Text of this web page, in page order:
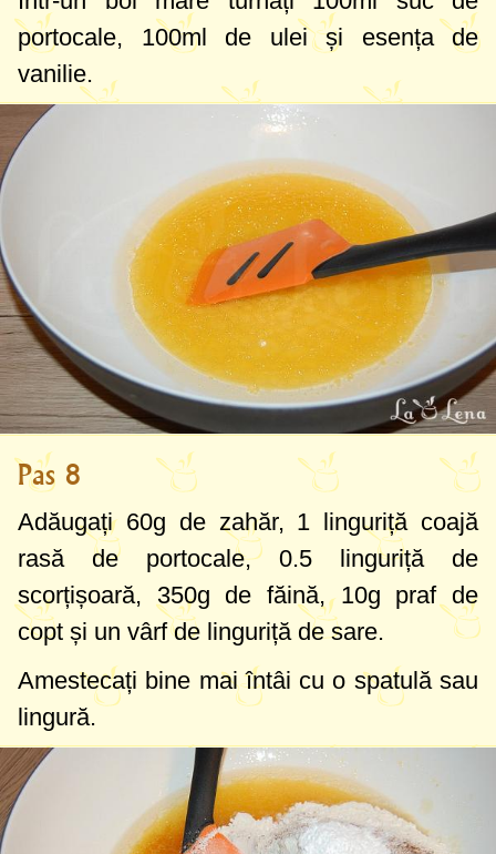
portocale, 100ml de ulei și esența de
vanilie.
Pas 8
Adăugați 60g de zahăr, 1 linguriță coajă
rasă de portocale, 0.5 linguriță de
scorțișoară, 350g de făină, 10g praf de
copt și un vârf de linguriță de sare.
Amestecați bine mai întâi cu o spatulă sau
lingură.